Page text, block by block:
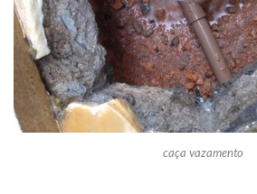
caça vazamento